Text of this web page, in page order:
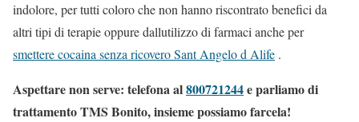
indolore, per tutti coloro che non hanno riscontrato benefici da
altri tipi di terapie oppure dallutilizzo di farmaci anche per
smettere cocaina senza ricovero Sant Angelo d Alife .
Aspettare non serve: telefona al800721244e parliamo di
trattamento TMS Bonito, insieme possiamo farcela!